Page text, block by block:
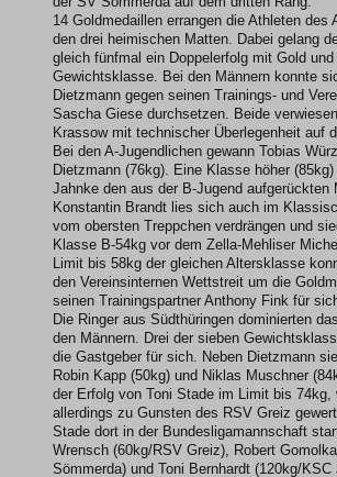
14 Goldmedaillen errangen die Athleten des
den drei heimischen Matten. Dabei gelang
gleich fünfmal ein Doppelerfolg mit Gold
Gewichtsklasse. Bei den Männern konnte
Dietzmann gegen seinen Trainings- und
Sascha Giese durchsetzen. Beide
Krassow mit technischer Überlegenheit auf
Bei den A-Jugendlichen gewann Tobias
Dietzmann (76kg). Eine Klasse höher
Jahnke den aus der B-Jugend aufgerückten
Konstantin Brandt lies sich auch im
vom obersten Treppchen verdrängen und
Klasse B-54kg vor dem Zella-Mehliser
Limit bis 58kg der gleichen Altersklasse
den Vereinsinternen Wettstreit um die
seinen Trainingspartner Anthony Fink für
Die Ringer aus Südthüringen dominierten
den Männern. Drei der sieben
die Gastgeber für sich. Neben Dietzmann
Robin Kapp (50kg) und Niklas Muschner
der Erfolg von Toni Stade im Limit bis 74kg,
allerdings zu Gunsten des RSV Greiz
Stade dort in der Bundesligamannschaft
Wrensch (60kg/RSV Greiz), Robert
Sömmerda) und Toni Bernhardt (120kg/KSC